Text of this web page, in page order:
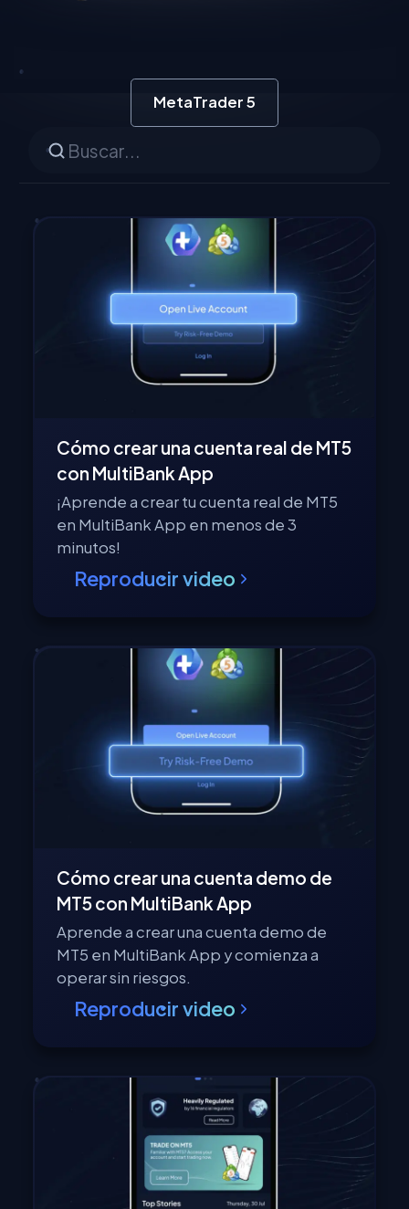
MetaTrader 5
Cómo crear una cuenta real de MT5
con MultiBank App
¡Aprende a crear tu cuenta real de MT5
en MultiBank App en menos de 3
minutos!
Reproducir video
Cómo crear una cuenta demo de
MT5 con MultiBank App
Aprende a crear una cuenta demo de
MT5 en MultiBank App y comienza a
operar sin riesgos.
Reproducir video